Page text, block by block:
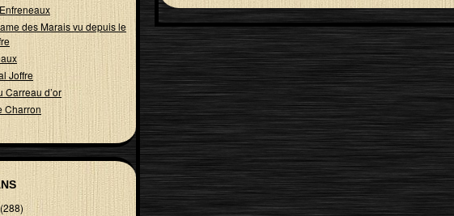
des Marais vu depuis le
Joffre
Carreau d’or
Charron
(288)